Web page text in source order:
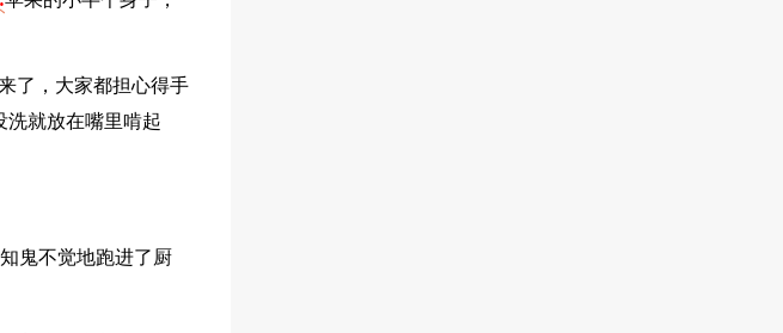
了，大家都担心得手
洗就放在嘴里啃起
鬼不觉地跑进了厨